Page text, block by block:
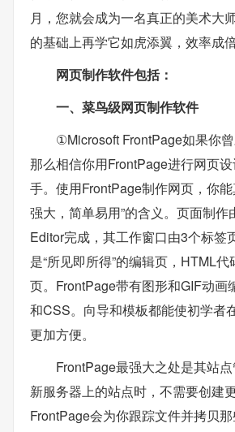
月，您就会成为一名真正的美术大
的基础上再学它如虎添翼，效率成倍
网页制作软件包括：
一、菜鸟级网页制作软件
①Microsoft FrontPage如果你
那么相信你用FrontPage进行网页
手。使用FrontPage制作网页，你
强大，简单易用”的含义。页面制作
Editor完成，其工作窗口由3个标签
是“所见即所得”的编辑页，HTML
页。FrontPage带有图形和GIF动画
和CSS。向导和模板都能使初学者
更加方便。
FrontPage最强大之处是其站
新服务器上的站点时，不需要创建
FrontPage会为你跟踪文件并拷贝